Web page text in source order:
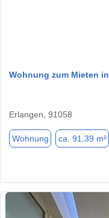
Wohnung zum Mieten
Erlangen, 91058
Wohnung ca. 91,39 m²